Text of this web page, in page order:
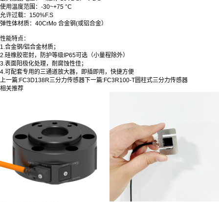
使用温度范围 ： -30~+75 °C
允许过载： 150%F.S
弹性体材质： 40CrMo 合金钢(或铝合金）
性能特点：
1.合金钢/铝合金材质；
2.硅橡胶密封，防护等级IP65可选（小量程除外）
3.表面阳极化处理，耐腐蚀性佳；
4.可配套专用的三通道放大器，即插即用，快捷方便
上一篇:FC3D138R三分力传感器 下一篇:FC3R100-T圆柱式三分力传感器
相关推荐